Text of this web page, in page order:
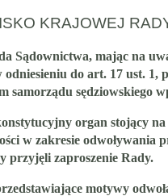
KRAJOWEJ
Sądownictwa, mając na
odniesieniu do art. 17 ust. 1,
samorządu sędziowskiego
organ stojący na
w zakresie odwoływania
przyjęli zaproszenie Rady.
motywy